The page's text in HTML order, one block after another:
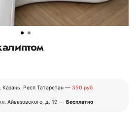
Казань, Респ Татарстан — 350 руб
Айвазовского, д. 19 — Бесплатно